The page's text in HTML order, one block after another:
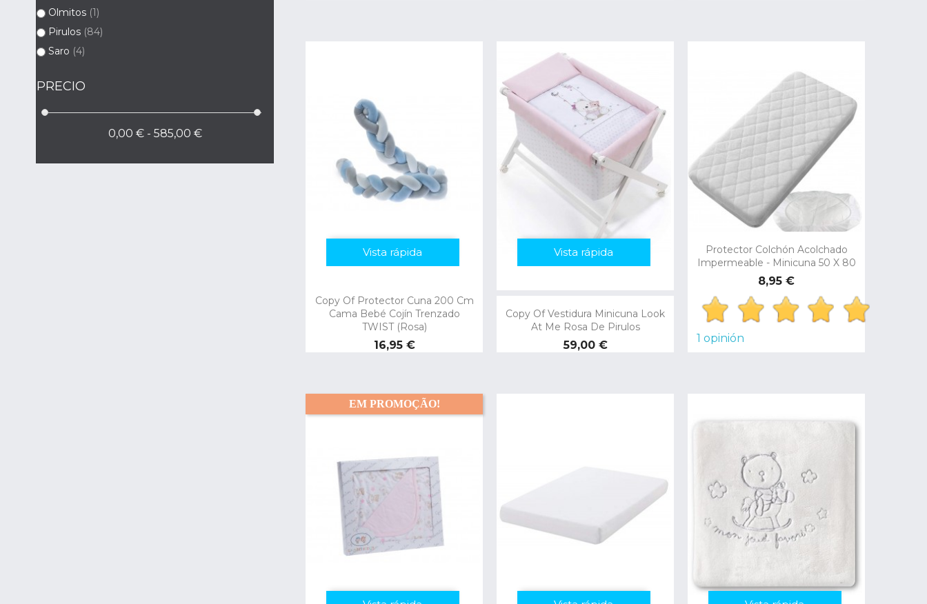
Olmitos (1)
Pirulos (84)
Saro (4)
PRECIO
0,00 € - 585,00 €
Copy Of Protector Cuna 200 Cm
Cama Bebé Cojín Trenzado
TWIST (Rosa)
Preço
16,95 €
Vista rápida
Copy Of Vestidura Minicuna Look
At Me Rosa De Pirulos
Preço
59,00 €
Vista rápida
Protector Colchón Acolchado
Impermeable - Minicuna 50 X 80
Preço
8,95 €
1 opinión
Vista rápida
EM PROMOÇÃO!